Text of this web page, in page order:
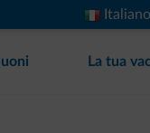
Italiano
La tua